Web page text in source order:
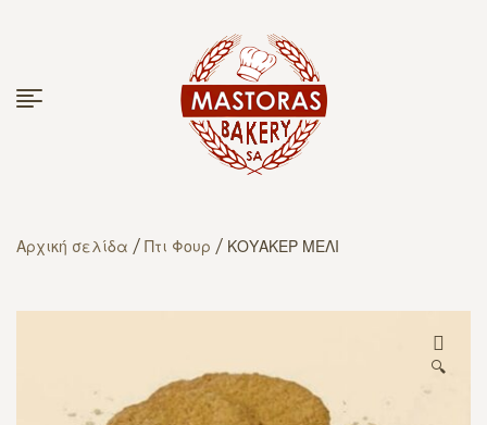
Αρχική σελίδα / Πτι Φουρ / ΚΟΥΑΚΕΡ ΜΕΛΙ
🔍